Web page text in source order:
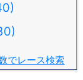
でレース検索